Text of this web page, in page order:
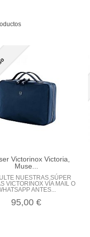
Victorinox Victoria,
Muse...
NUESTRAS SÚPER
VICTORINOX VÍA MAIL O
ANTES...
95,00 €